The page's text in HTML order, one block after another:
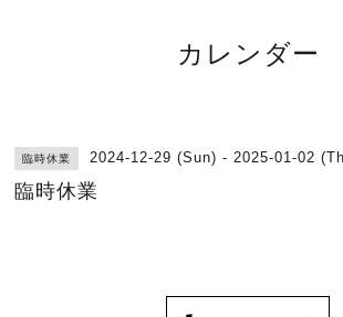
カレンダー
臨時休業 2024-12-29 (Sun) - 2025-01-02
臨時休業